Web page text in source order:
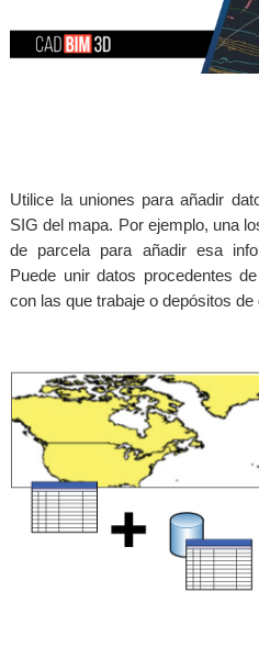
Utilice la uniones para añadir
SIG del mapa. Por ejemplo, una
de parcela para añadir esa
Puede unir datos procedentes
con las que trabaje o depósitos de